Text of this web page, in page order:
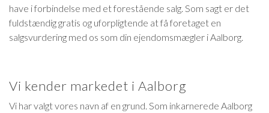
have i forbindelse med et forestående salg. Som sagt er det
fuldstændig gratis og uforpligtende at få foretaget en
salgsvurdering med os som din ejendomsmægler i Aalborg.
Vi kender markedet i Aalborg
Vi har valgt vores navn af en grund. Som inkarnerede Aalborg